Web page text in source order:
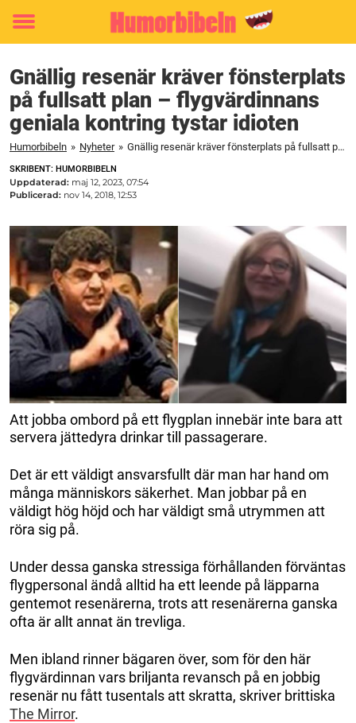
Toggle
Gnällig resenär kräver fönsterplats
på fullsatt plan – flygvärdinnans
geniala kontring tystar idioten
Humorbibeln » Nyheter » Gnällig resenär kräver fönsterplats på fullsatt plan – flygvärdinnans geniala kontring tystar idioten
SKRIBENT: HUMORBIBELN
Uppdaterad: maj 12, 2023, 07:54
Publicerad: nov 14, 2018, 12:53
Att jobba ombord på ett flygplan innebär inte bara att
servera jättedyra drinkar till passagerare.
Det är ett väldigt ansvarsfullt där man har hand om
många människors säkerhet. Man jobbar på en
väldigt hög höjd och har väldigt små utrymmen att
röra sig på.
Under dessa ganska stressiga förhållanden förväntas
flygpersonal ändå alltid ha ett leende på läpparna
gentemot resenärerna, trots att resenärerna ganska
ofta är allt annat än trevliga.
Men ibland rinner bägaren över, som för den här
flygvärdinnan vars briljanta revansch på en jobbig
resenär nu fått tusentals att skratta, skriver brittiska
The Mirror.